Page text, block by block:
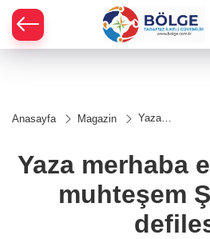
Anasayfa Magazin
Yaza
muhteşem
Şile Bezi
Yaza merhaba
muhteşem